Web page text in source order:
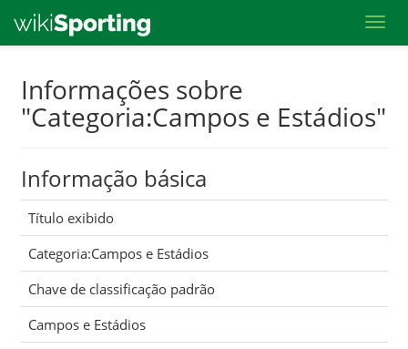
Informações sobre
"Categoria:Campos e Estádios"
Informação básica
Título exibido
Categoria:Campos e Estádios
Chave de classificação padrão
Campos e Estádios